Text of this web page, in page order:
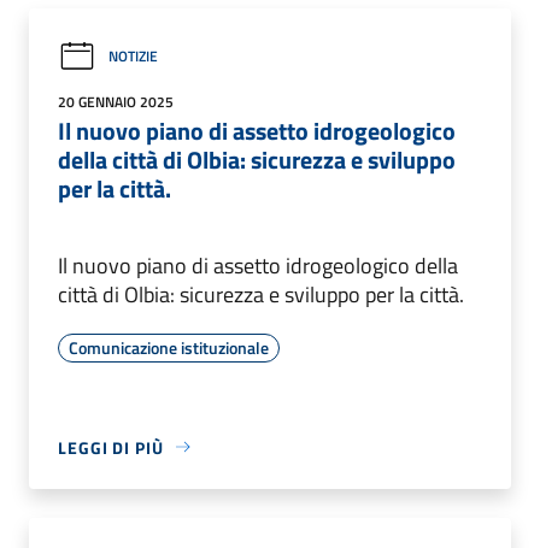
NOTIZIE
20 GENNAIO 2025
Il nuovo piano di assetto idrogeologico
della città di Olbia: sicurezza e sviluppo
per la città.
Il nuovo piano di assetto idrogeologico della
città di Olbia: sicurezza e sviluppo per la città.
Comunicazione istituzionale
LEGGI DI PIÙ